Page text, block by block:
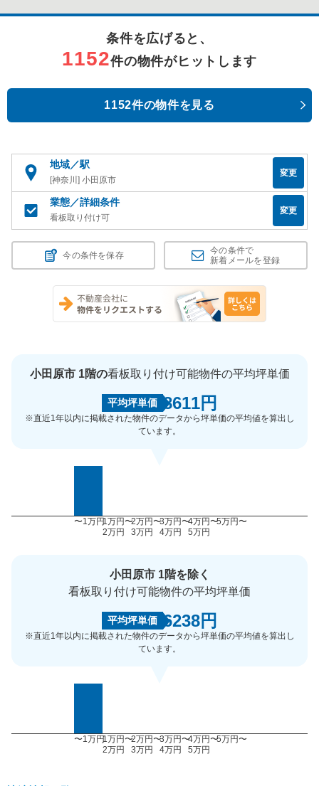
条件を広げると、
1152件の物件がヒットします
1152件の物件を見る
地域／駅
[神奈川] 小田原市
変更
業態／詳細条件
看板取り付け可
変更
今の条件を保存
今の条件で
新着メールを登録
小田原市 1階の看板取り付け可能物件の平均坪単価
平均坪単価 8611円
※直近1年以内に掲載された物件のデータから坪単価の平均値を算出し
ています。
〜1万円1万円〜
2万円
2万円〜
3万円
3万円〜
4万円
4万円〜
5万円
5万円〜
小田原市 1階を除く
看板取り付け可能物件の平均坪単価
平均坪単価 6238円
※直近1年以内に掲載された物件のデータから坪単価の平均値を算出し
ています。
〜1万円1万円〜
2万円
2万円〜
3万円
3万円〜
4万円
4万円〜
5万円
5万円〜